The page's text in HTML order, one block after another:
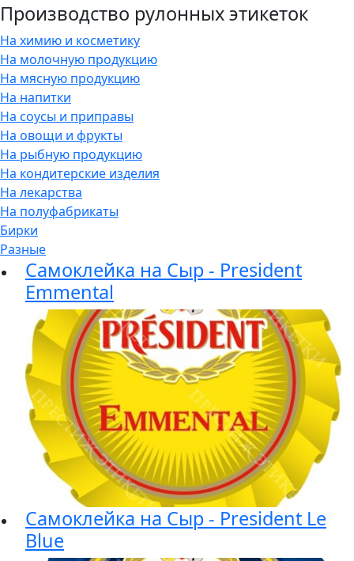
Производство рулонных этикеток
На химию и косметику
На молочную продукцию
На мясную продукцию
На напитки
На соусы и приправы
На овощи и фрукты
На рыбную продукцию
На кондитерские изделия
На лекарства
На полуфабрикаты
Бирки
Разные
Самоклейка на Сыр - President
Emmental
Самоклейка на Сыр - President Le
Blue